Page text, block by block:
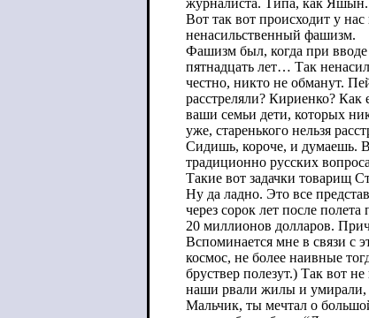
журналиста. Типа, как Яшын.
Вот так вот происходит у нас
ненасильственный фашизм.
Фашизм был, когда при
пятнадцать лет… Так
честно, никто не обманут.
расстреляли? Кириенко? Как
ваши семьи дети, которых
уже, старенького нельзя
Сидишь, короче, и думаешь. В
традиционно русских
Такие вот задачки товарищ
Ну да ладно. Это все
через сорок лет после
20 миллионов долларов.
Вспоминается мне в связи с
космос, не более наивные
бруствер полезут.) Так вот
наши рвали жилы и умирали,
Мальчик, ты мечтал о